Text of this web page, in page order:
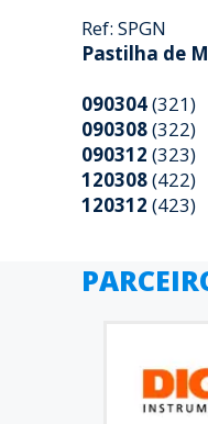
Ref: SPGN
Pastilha de
090304(321)
090308(322)
090312 (323)
120308(422)
120312 (423)